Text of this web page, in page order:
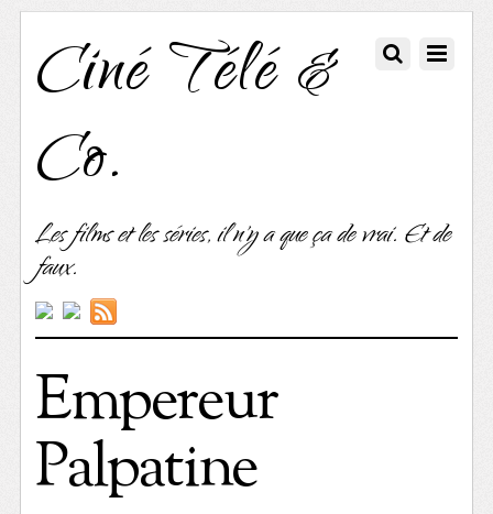
Ciné Télé &
Co.
Les films et les séries, il n'y a que ça de vrai. Et de
faux.
Empereur
Palpatine